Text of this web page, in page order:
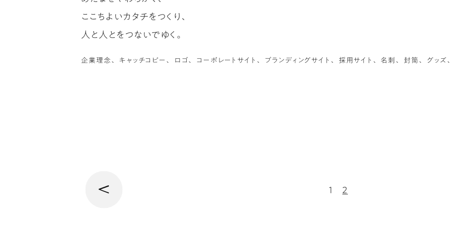
ここちよいカタチをつくり、
人と人とをつないでゆく。
企業理念 キャッチコピー ロゴ コーポレートサイト ブランディングサイト 採用サイト 名刺 封筒 グッズ
前
ー
ジ
1 2